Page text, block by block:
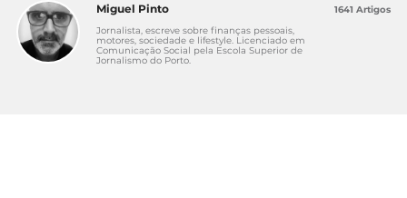
Miguel Pinto
Jornalista, escreve sobre finanças pessoais,
motores, sociedade e lifestyle. Licenciado em
Comunicação Social pela Escola Superior de
Jornalismo do Porto.
1641 Artigos